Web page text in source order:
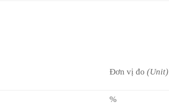
Đơn vị đo(Unit)
%